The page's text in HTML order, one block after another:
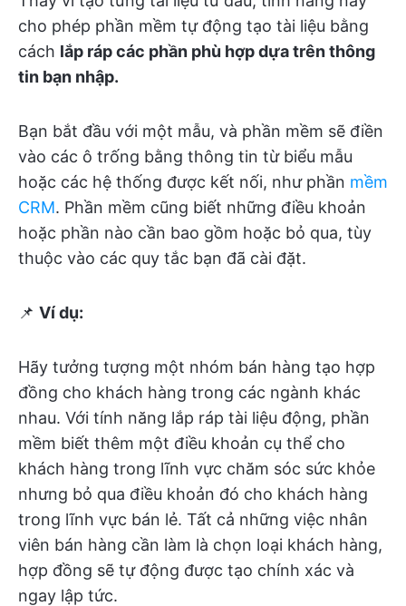
cho phép phần mềm tự động tạo tài liệu bằng
cách lắp ráp các phần phù hợp dựa trên thông
tin bạn nhập.
Bạn bắt đầu với một mẫu, và phần mềm sẽ điền
vào các ô trống bằng thông tin từ biểu mẫu
hoặc các hệ thống được kết nối, như phần mềm
CRM. Phần mềm cũng biết những điều khoản
hoặc phần nào cần bao gồm hoặc bỏ qua, tùy
thuộc vào các quy tắc bạn đã cài đặt.
📌 Ví dụ:
Hãy tưởng tượng một nhóm bán hàng tạo hợp
đồng cho khách hàng trong các ngành khác
nhau. Với tính năng lắp ráp tài liệu động, phần
mềm biết thêm một điều khoản cụ thể cho
khách hàng trong lĩnh vực chăm sóc sức khỏe
nhưng bỏ qua điều khoản đó cho khách hàng
trong lĩnh vực bán lẻ. Tất cả những việc nhân
viên bán hàng cần làm là chọn loại khách hàng,
hợp đồng sẽ tự động được tạo chính xác và
ngay lập tức.